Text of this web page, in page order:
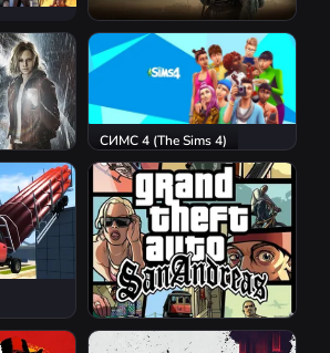
S.T.A.L.K.E.R. 2: Heart of
Chornobyl
СИМС 4 (The Sims 4)
GTA San Andreas